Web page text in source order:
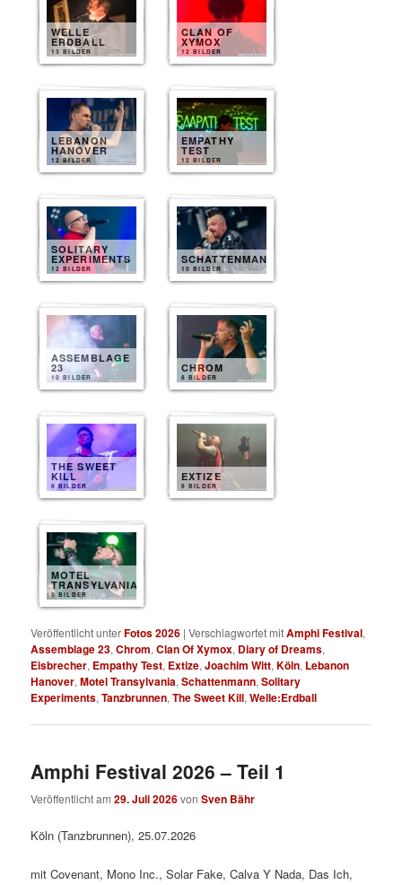
WELLE
ERDBALL
13 BILDER
CLAN OF
XYMOX
12 BILDER
LEBANON
HANOVER
12 BILDER
EMPATHY
TEST
12 BILDER
SOLITARY
EXPERIMENTS
12 BILDER
SCHATTENMANN
10 BILDER
ASSEMBLAGE
23
10 BILDER
CHROM
8 BILDER
THE SWEET
KILL
8 BILDER
EXTIZE
8 BILDER
MOTEL
TRANSYLVANIA
8 BILDER
Veröffentlicht unterFotos 2026 |Verschlagwortet mitAmphi Festival,
Assemblage 23,Chrom,Clan Of Xymox, Diary of Dreams,
Eisbrecher, Empathy Test, Extize,Joachim Witt,Köln, Lebanon
Hanover,Motel Transylvania,Schattenmann,Solitary
Experiments,Tanzbrunnen,The Sweet Kill,Welle:Erdball
Amphi Festival 2026 – Teil 1
Veröffentlicht am29. Juli 2026vonSven Bähr
Köln (Tanzbrunnen), 25.07.2026
mit Covenant, Mono Inc., Solar Fake, Calva Y Nada, Das Ich,